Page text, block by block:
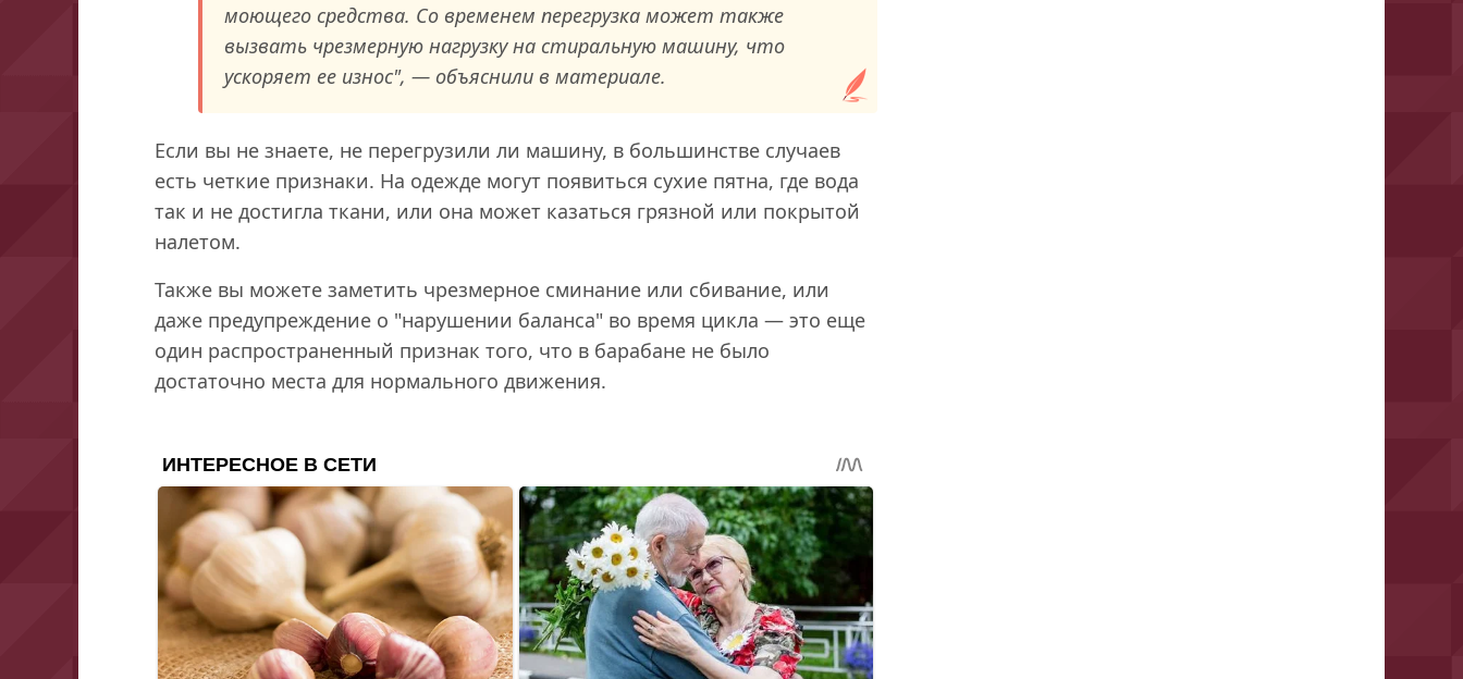
моющего средства. Со временем перегрузка может также
вызвать чрезмерную нагрузку на стиральную машину, что
ускоряет ее износ", — объяснили в материале.
Если вы не знаете, не перегрузили ли машину, в большинстве случаев
есть четкие признаки. На одежде могут появиться сухие пятна, где вода
так и не достигла ткани, или она может казаться грязной или покрытой
налетом.
Также вы можете заметить чрезмерное сминание или сбивание, или
даже предупреждение о "нарушении баланса" во время цикла — это еще
один распространенный признак того, что в барабане не было
достаточно места для нормального движения.